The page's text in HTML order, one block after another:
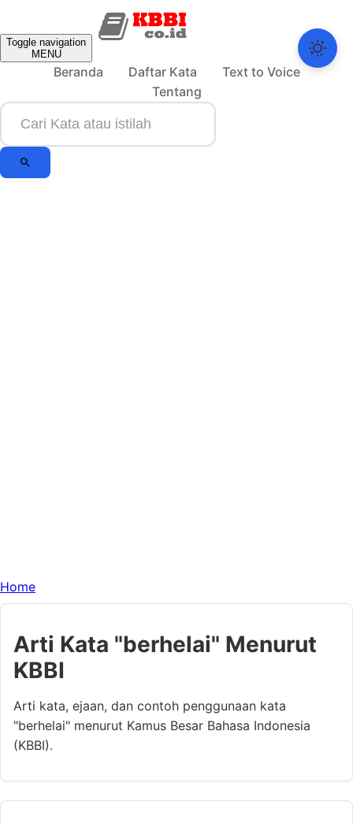
Toggle navigation
MENU
Beranda Daftar Kata
Text to Voice
Tentang
Home
Arti Kata "berhelai" Menurut
KBBI
Arti kata, ejaan, dan contoh penggunaan kata
"berhelai" menurut Kamus Besar Bahasa Indonesia
(KBBI).